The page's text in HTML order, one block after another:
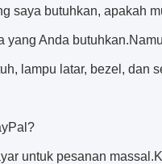
saya butuhkan, apakah
yang Anda
lampu latar, bezel, dan
untuk pesanan